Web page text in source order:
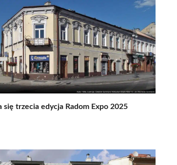
się trzecia edycja Radom Expo 2025